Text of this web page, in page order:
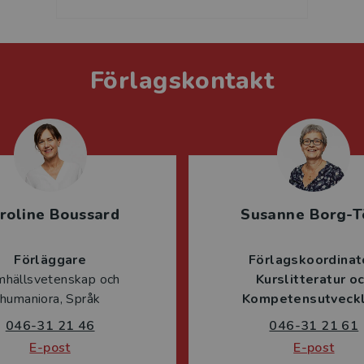
Förlagskontakt
Boussard
Förläggare
och
humaniora, Språk
046-31 21 46
E-post
Susanne Borg-
Kurslitteratur
046-31 21 61
E-post